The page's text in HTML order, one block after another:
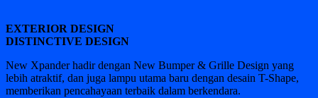
EXTERIOR DESIGN
DISTINCTIVE DESIGN
New Xpander hadir dengan New Bumper & Grille Design yang
lebih atraktif, dan juga lampu utama baru dengan desain T-Shape,
memberikan pencahayaan terbaik dalam berkendara.